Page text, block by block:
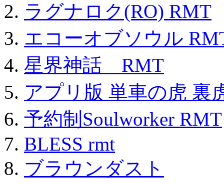
ラグナロク(RO) RMT
エコーオブソウル
星界神話 RMT
アプリ版 単車の虎 裏
予約制Soulworker RMT
BLESS rmt
ブラウンダスト